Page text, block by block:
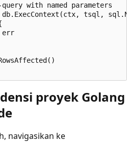
with named parameters
tsql,
err
proyek Golang
navigasikan ke